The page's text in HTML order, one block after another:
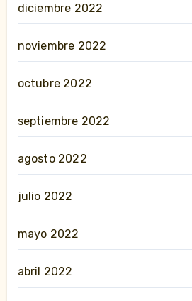
diciembre 2022
noviembre 2022
octubre 2022
septiembre 2022
agosto 2022
julio 2022
mayo 2022
abril 2022